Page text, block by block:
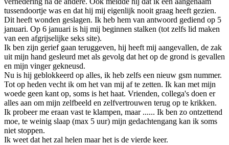
tussendoortje was en dat hij mij eigenlijk nooit graag heeft gezien.
Dit heeft wonden geslagen. Ik heb hem van antwoord gediend op 5
januari. Op 6 januari is hij mij beginnen stalken (tot zelfs lid maken
van een afgrijselijke seks site).
Ik ben zijn gerief gaan teruggeven, hij heeft mij aangevallen, de zak
uit mijn hand gesleurd met als gevolg dat het op de grond is gevallen
en mijn vinger gekneusd.
Nu is hij geblokkeerd op alles, ik heb zelfs een nieuw gsm nummer.
Tot op heden vecht ik om het van mij af te zetten. Ik kan met mijn
woede geen kant op, soms is het haat. Vrienden, collega's doen er
alles aan om mijn zelfbeeld en zelfvertrouwen terug op te krikken.
Ik probeer me eraan vast te klampen, maar ...... Ik ben zo ontzettend
moe, te weinig slaap (max 5 uur) mijn gedachtengang kan ik soms
niet stoppen.
Ik weet dat het zal helen maar het is de vierde keer.